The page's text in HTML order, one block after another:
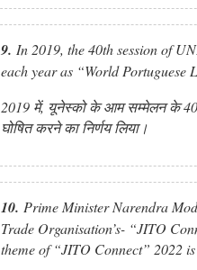
9. In 2019, the 40th session of
each year as “World Portuguese
2019 में, यूनेस्को के आम सम्मेलन के 40
घोषित करने का निर्णय लिया।
10. Prime Minister Narendra
Trade Organisation’s- “JITO
theme of “JITO Connect” 2022 is